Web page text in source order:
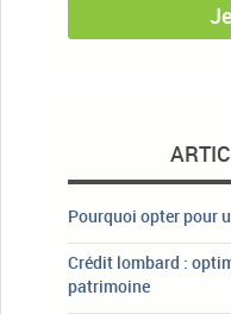
Pourquoi opter pour
Crédit lombard :
patrimoine